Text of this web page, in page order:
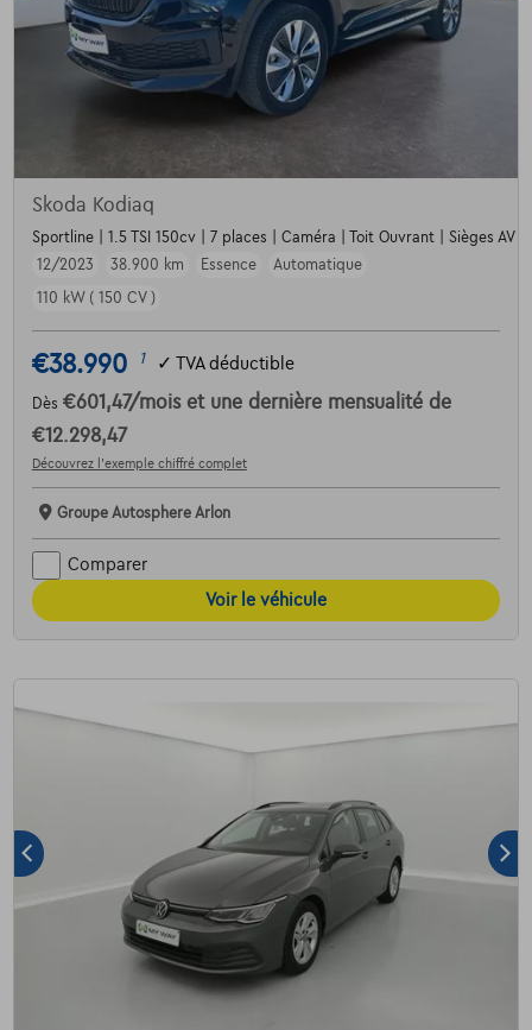
Skoda Kodiaq
Sportline | 1.5 TSI 150cv | 7 places | Caméra | Toit Ouvrant | Sièges AV
12/2023
38.900 km Essence
Automatique
110 kW ( 150 CV )
€38.990 1 ✓ TVA déductible
Dès €601,47/mois et une dernière mensualité de
€12.298,47
Découvrez l’exemple chiffré complet
Groupe Autosphere Arlon
Comparer
Voir le véhicule